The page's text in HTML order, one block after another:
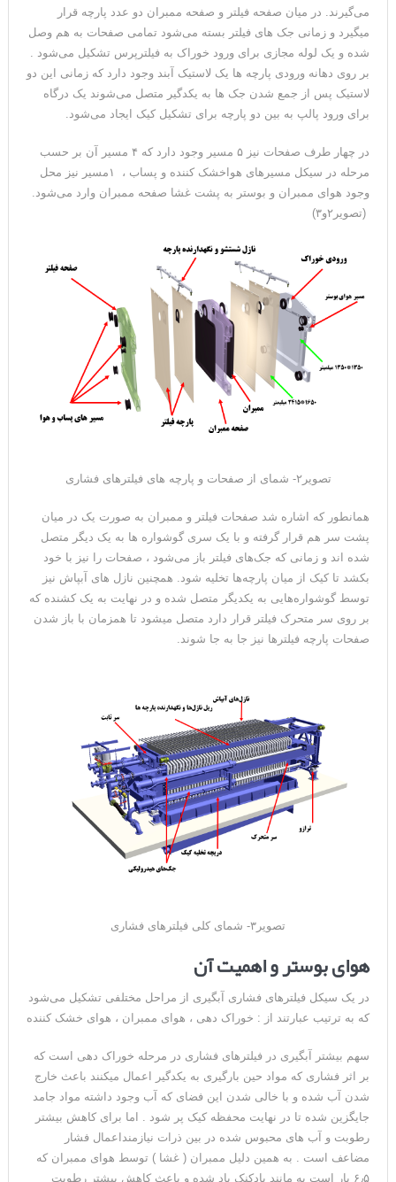
می‌گیرند. در میان صفحه فیلتر و صفحه ممبران دو عدد پارچه قرار
میگیرد و زمانی جک های فیلتر بسته می‌شود تمامی صفحات به هم وصل
شده و یک لوله مجازی برای ورود خوراک به فیلترپرس تشکیل می‌شود .
بر روی دهانه ورودی پارچه ها یک لاستیک آبند وجود دارد که زمانی این دو
لاستیک پس از جمع شدن جک ها به یکدگیر متصل می‌شوند یک درگاه
برای ورود پالپ به بین دو پارچه برای تشکیل کیک ایجاد می‌شود.
در چهار طرف صفحات نیز ۵ مسیر وجود دارد که ۴ مسیر آن بر حسب
مرحله در سیکل مسیرهای هواخشک کننده و پساب ، ۱مسیر نیز محل
وجود هوای ممبران و بوستر به پشت غشا صفحه ممبران وارد می‌شود.
(تصویر۲و۳)
تصویر۲- شمای از صفحات و پارچه های فیلترهای فشاری
همانطور که اشاره شد صفحات فیلتر و ممبران به صورت یک در میان
پشت سر هم قرار گرفته و با یک سری گوشواره ها به یک دیگر متصل
شده اند و زمانی که جک‌های فیلتر باز می‌شود ، صفحات را نیز با خود
بکشد تا کیک از میان پارچه‌ها تخلیه شود. همچنین نازل های آبپاش نیز
توسط گوشواره‌هایی به یکدیگر متصل شده و در نهایت به یک کشنده که
بر روی سر متحرک فیلتر قرار دارد متصل میشود تا همزمان با باز شدن
صفحات پارچه فیلترها نیز جا به جا شوند.
تصویر۳- شمای کلی فیلترهای فشاری
هوای بوستر و اهمیت آن
در یک سیکل فیلترهای فشاری آبگیری از مراحل مختلفی تشکیل می‌شود
که به ترتیب عبارتند از : خوراک دهی ، هوای ممبران ، هوای خشک کننده
سهم بیشتر آبگیری در فیلترهای فشاری در مرحله خوراک دهی است که
بر اثر فشاری که مواد حین بارگیری به یکدگیر اعمال میکنند باعث خارج
شدن آب شده و با خالی شدن این فضای که آب وجود داشته مواد جامد
جایگزین شده تا در نهایت محفظه کیک پر شود . اما برای کاهش بیشتر
رطوبت و آب های محبوس شده در بین ذرات نیازمنداعمال فشار
مضاعف است . به همین دلیل ممبران ( غشا ) توسط هوای ممبران که
۶٫۵ بار است به مانند بادکنک باد شده و باعث کاهش بیشتر رطوبت